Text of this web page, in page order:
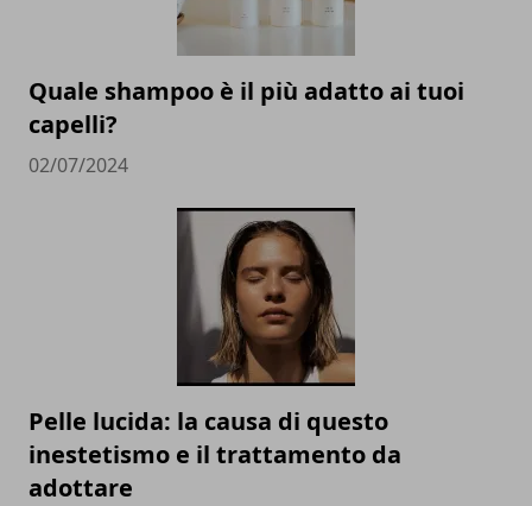
Quale shampoo è il più adatto ai tuoi
capelli?
02/07/2024
Pelle lucida: la causa di questo
inestetismo e il trattamento da
adottare